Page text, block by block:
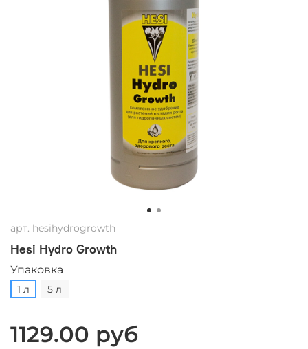
арт. hesihydrogrowth
Hesi Hydro Growth
Упаковка
1 л 5 л
1129.00 руб